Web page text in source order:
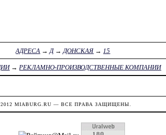
АДРЕСА → Д→ ДОНСКАЯ → 15
→ РЕКЛАМНО-ПРОИЗВОДСТВЕННЫЕ КОМПАНИИ
MIABURG.RU — ВСЕ ПРАВА ЗАЩИЩЕНЫ.